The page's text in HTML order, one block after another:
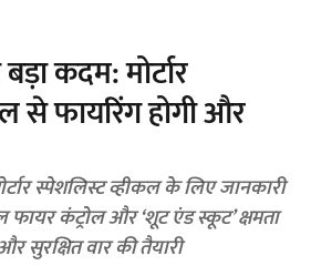
कदम: मोर्टार
से फायरिंग होगी और
स्पेशलिस्ट व्हीकल के लिए जानकारी
कंट्रोल और ‘शूट एंड स्कूट’ क्षमता
सुरक्षित वार की तैयारी